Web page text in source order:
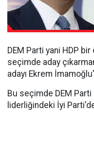
DEM Parti yani HDP bir
seçimde aday
adayı Ekrem
Bu seçimde DEM
liderliğindeki İyi